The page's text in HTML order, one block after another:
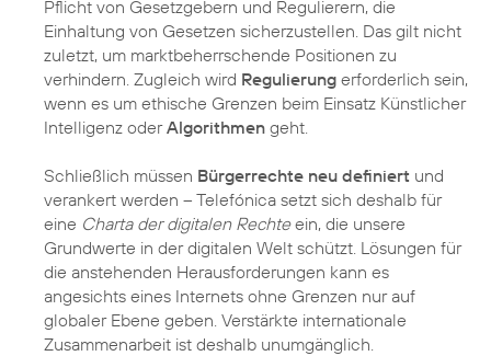
Pflicht von Gesetzgebern und Regulierern, die
Einhaltung von Gesetzen sicherzustellen. Das gilt nicht
zuletzt, um marktbeherrschende Positionen zu
verhindern. Zugleich wird Regulierung erforderlich sein,
wenn es um ethische Grenzen beim Einsatz Künstlicher
Intelligenz oderAlgorithmen geht.
Schließlich müssen Bürgerrechte neu definiert und
verankert werden – Telefónica setzt sich deshalb für
eine Charta der digitalen Rechteein, die unsere
Grundwerte in der digitalen Welt schützt. Lösungen für
die anstehenden Herausforderungen kann es
angesichts eines Internets ohne Grenzen nur auf
globaler Ebene geben. Verstärkte internationale
Zusammenarbeit ist deshalb unumgänglich.